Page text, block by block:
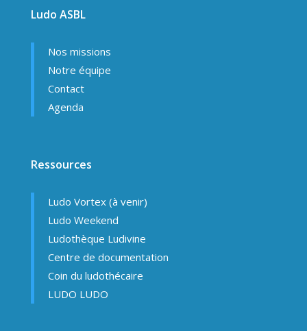
Ludo ASBL
Nos missions
Notre équipe
Contact
Agenda
Ressources
Ludo Vortex (à venir)
Ludo Weekend
Ludothèque Ludivine
Centre de documentation
Coin du ludothécaire
LUDO LUDO